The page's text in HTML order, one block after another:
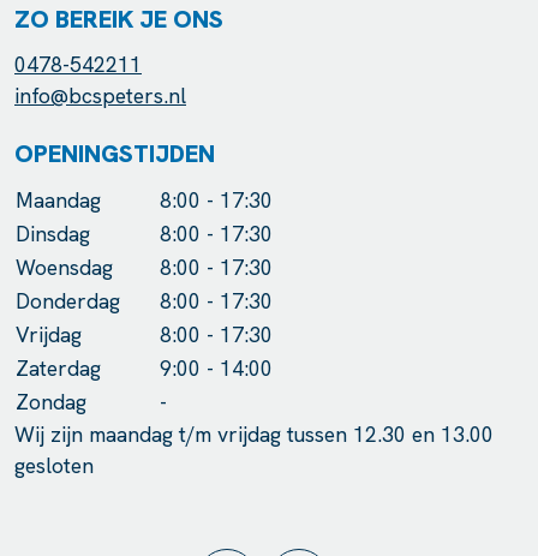
ZO BEREIK JE ONS
0478-542211
info@bcspeters.nl
OPENINGSTIJDEN
Maandag
8:00 - 17:30
Dinsdag
8:00 - 17:30
Woensdag
8:00 - 17:30
Donderdag
8:00 - 17:30
Vrijdag
8:00 - 17:30
Zaterdag
9:00 - 14:00
Zondag
-
Wij zijn maandag t/m vrijdag tussen 12.30 en 13.00
gesloten